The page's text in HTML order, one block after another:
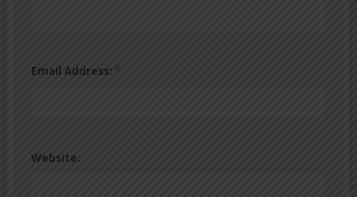
Email Address: *
Website: